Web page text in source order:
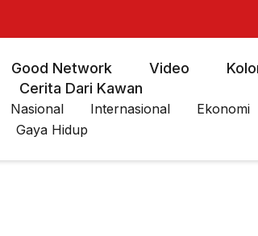
Good Network Video
Cerita Dari Kawan
Nasional Internasional Ekonomi
Gaya Hidup